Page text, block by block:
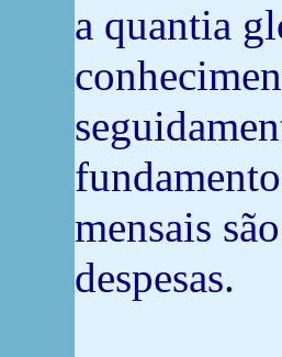
a quantia
mensais
despesas.